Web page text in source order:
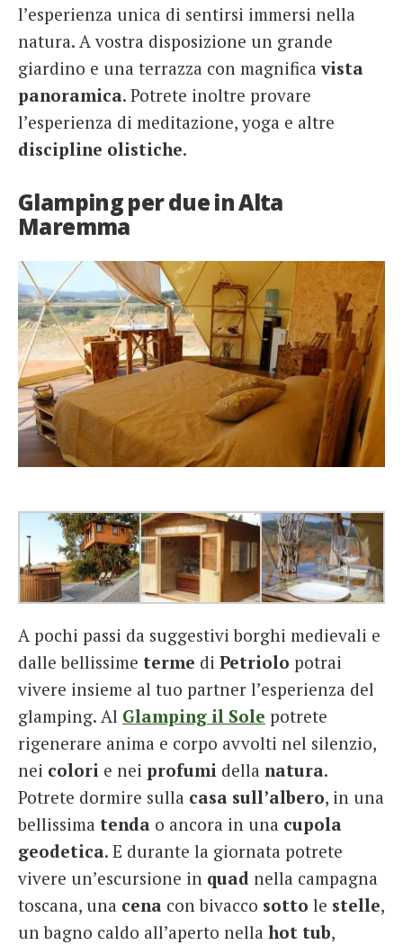
l’esperienza unica di sentirsi immersi nella
natura. A vostra disposizione un grande
giardino e una terrazza con magnificavista
panoramica. Potrete inoltre provare
l’esperienza di meditazione, yoga e altre
discipline olistiche.
Glamping per due in Alta
Maremma
A pochi passi da suggestivi borghi medievali e
dalle bellissime terme di Petriolo potrai
vivere insieme al tuo partner l’esperienza del
glamping. Al Glamping il Sole potrete
rigenerare anima e corpo avvolti nel silenzio,
nei colori e nei profumi della natura.
Potrete dormire sulla casa sull’albero, in una
bellissima tenda o ancora in una cupola
geodetica. E durante la giornata potrete
vivere un’escursione in quad nella campagna
toscana, una cena con bivacco sotto le stelle,
un bagno caldo all’aperto nella hot tub,